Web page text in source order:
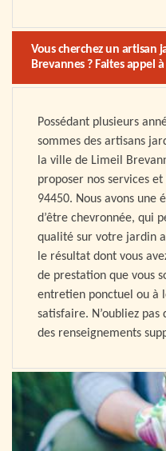
Vous cherchez un artisan
Brevannes ? Faites appel
Possédant plusieurs
sommes des artisans
la ville de Limeil
proposer nos services
94450. Nous avons une
d’être chevronnée, qui
qualité sur votre jardin
le résultat dont vous
de prestation que vous
entretien ponctuel ou à
satisfaire. N’oubliez
des renseignements